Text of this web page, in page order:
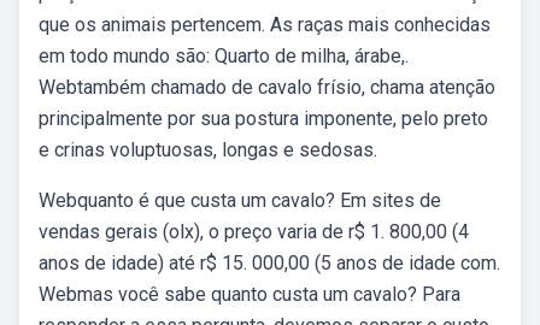
que os animais pertencem. As raças mais conhecidas
em todo mundo são: Quarto de milha, árabe,.
Webtambém chamado de cavalo frísio, chama atenção
principalmente por sua postura imponente, pelo preto
e crinas voluptuosas, longas e sedosas.
Webquanto é que custa um cavalo? Em sites de
vendas gerais (olx), o preço varia de r$ 1. 800,00 (4
anos de idade) até r$ 15. 000,00 (5 anos de idade com.
Webmas você sabe quanto custa um cavalo? Para